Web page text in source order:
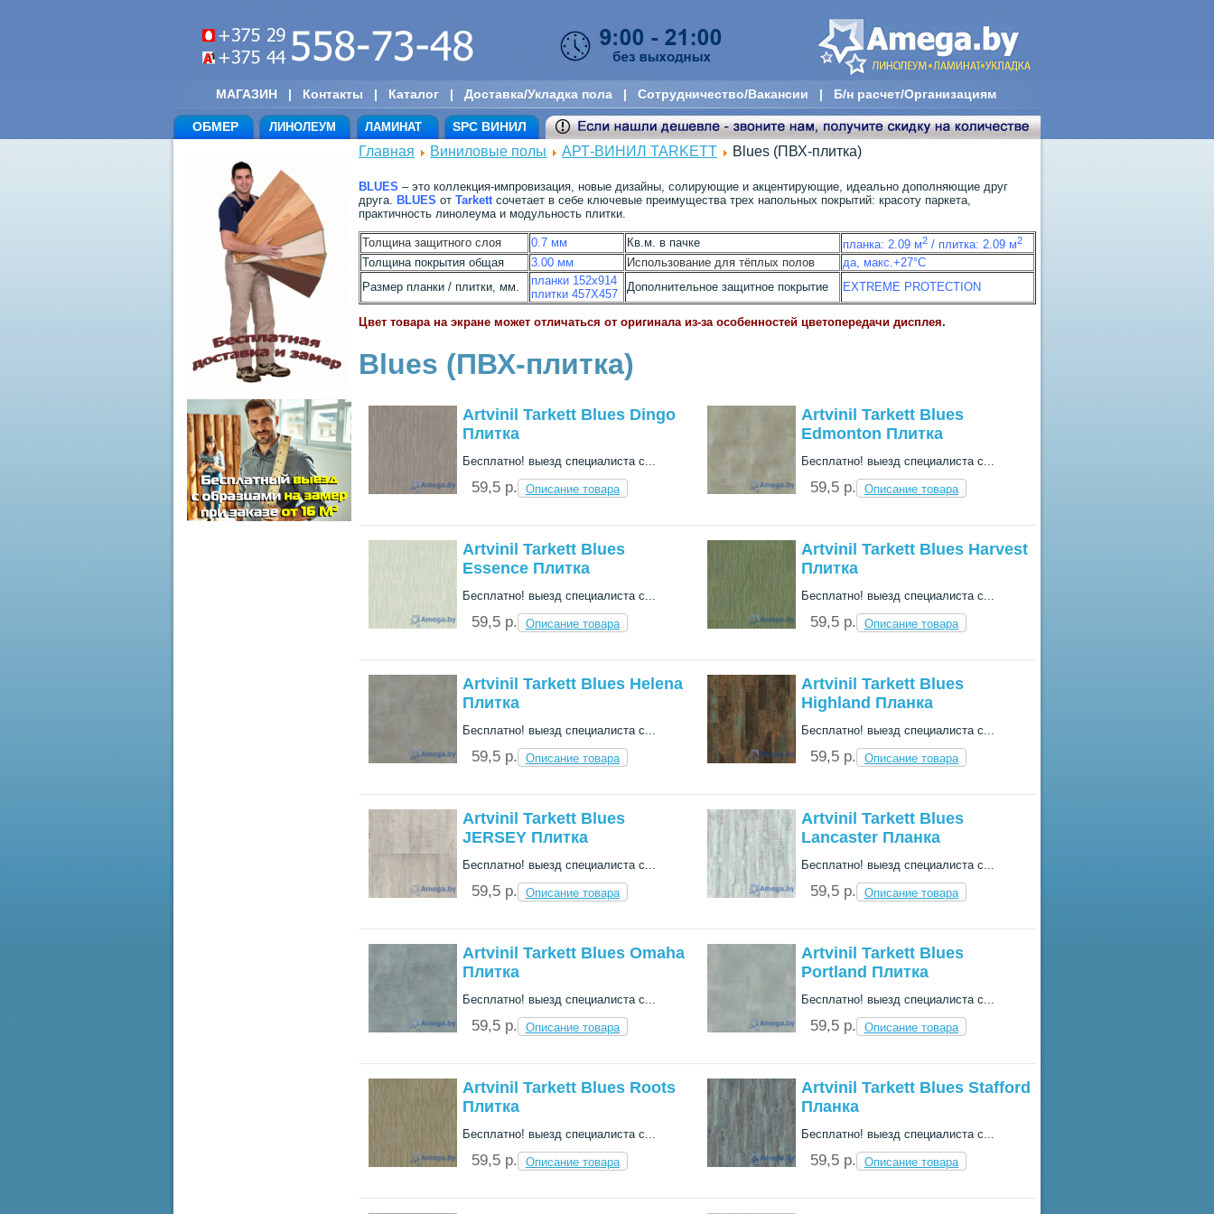
МАГАЗИН | Контакты | Каталог | Доставка/Укладка пола | Сотрудничество/Вакансии | Б/н расчет/Организациям
ОБМЕР ЛИНОЛЕУМ ЛАМИНАТ SPC ВИНИЛ
Главная Виниловые полы АРТ-ВИНИЛ TARKETT Blues (ПВХ-плитка)
BLUES – это коллекция-импровизация, новые дизайны, солирующие и акцентирующие, идеально дополняющие друг
друга. BLUES от Tarkettсочетает в себе ключевые преимущества трех напольных покрытий: красоту паркета,
практичность линолеума и модульность плитки.
Толщина защитного слоя 0.7 мм Кв.м. в пачке планка: 2.09 м2 / плитка: 2.09 м2
Толщина покрытия общая 3.00 мм Использование для тёплых полов
да, макс.+27°С
Размер планки / плитки, мм.
планки 152х914
плитки 457X457
Дополнительное защитное покрытие EXTREME PROTECTION
Цвет товара на экране может отличаться от оригинала из-за особенностей цветопередачи дисплея.
Blues (ПВХ-плитка)
Artvinil Tarkett Blues Dingo
Плитка
Бесплатно! выезд специалиста с...
59,5 p. Описание товара
Artvinil Tarkett Blues
Edmonton Плитка
Бесплатно! выезд специалиста с...
59,5 p. Описание товара
Artvinil Tarkett Blues
Essence Плитка
Бесплатно! выезд специалиста с...
59,5 p. Описание товара
Artvinil Tarkett Blues Harvest
Плитка
Бесплатно! выезд специалиста с...
59,5 p. Описание товара
Artvinil Tarkett Blues Helena
Плитка
Бесплатно! выезд специалиста с...
59,5 p. Описание товара
Artvinil Tarkett Blues
Highland Планка
Бесплатно! выезд специалиста с...
59,5 p. Описание товара
Artvinil Tarkett Blues
JERSEY Плитка
Бесплатно! выезд специалиста с...
59,5 p. Описание товара
Artvinil Tarkett Blues
Lancaster Планка
Бесплатно! выезд специалиста с...
59,5 p. Описание товара
Artvinil Tarkett Blues Omaha
Плитка
Бесплатно! выезд специалиста с...
59,5 p. Описание товара
Artvinil Tarkett Blues
Portland Плитка
Бесплатно! выезд специалиста с...
59,5 p. Описание товара
Artvinil Tarkett Blues Roots
Плитка
Бесплатно! выезд специалиста с...
59,5 p. Описание товара
Artvinil Tarkett Blues Stafford
Планка
Бесплатно! выезд специалиста с...
59,5 p. Описание товара